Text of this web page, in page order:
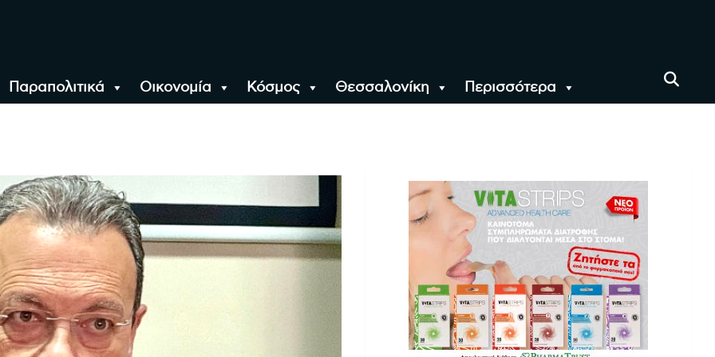
Παραπολιτικά Οικονομία Κόσμος Θεσσαλονίκη Περισσότερα